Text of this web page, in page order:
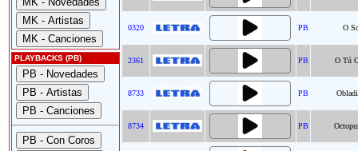
PLAYBACKS (PB)
0320 PB O
2361 PB O Tú
8733 PB
8734 PB